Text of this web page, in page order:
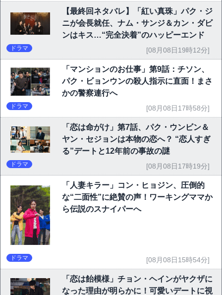
【最終回ネタバレ】「紅い真珠」パク・ジ
ニが会長就任、ナム・サンジ＆カン・ダビ
ンはキス…“完全決着”のハッピーエンド
ドラマ [08月08日19時12分]
「マンションのお仕事」第9話：チソン、
パク・ビョンウンの殺人指示に直面！まさ
かの警察連行へ
ドラマ [08月08日17時58分]
「恋は命がけ」第7話、パク・ウンビン＆
ヤン・セジョンは本物の恋へ？ “恋人すぎ
る”デートと12年前の事故の謎
ドラマ [08月08日17時19分]
「人妻キラー」コン・ヒョジン、圧倒的
な“二面性”に絶賛の声！ワーキングママか
ら伝説のスナイパーへ
ドラマ [08月08日15時54分]
「恋は飴模様」チョン・ヘインがヤクザに
なった理由が明らかに！可愛いデートに視